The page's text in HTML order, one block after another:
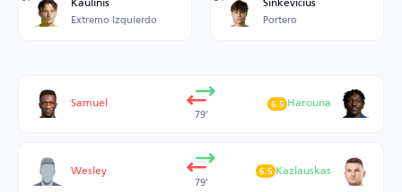
Extremo Izquierdo Portero
Samuel
79’
Harouna
6.5
Wesley
79’
Kazlauskas
6.5